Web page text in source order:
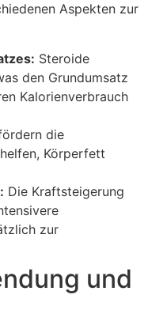
Aspekten zur
Steroide
den Grundumsatz
Kalorienverbrauch
die
Körperfett
Die Kraftsteigerung
zur
und